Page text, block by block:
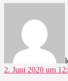
2. Juni 2020 um